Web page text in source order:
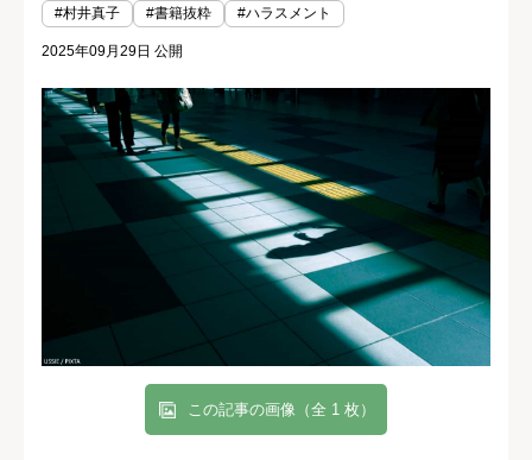
#村井真子 #書籍抜粋 #ハラスメント
2025年09月29日 公開
この記事の画像（全 1 枚）